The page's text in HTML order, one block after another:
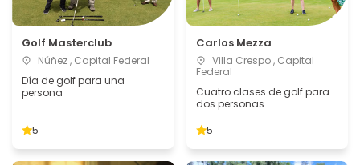
Golf Masterclub
Núñez , Capital Federal
Día de golf para una
persona
5
Carlos Mezza
Villa Crespo , Capital
Federal
Cuatro clases de golf para
dos personas
5